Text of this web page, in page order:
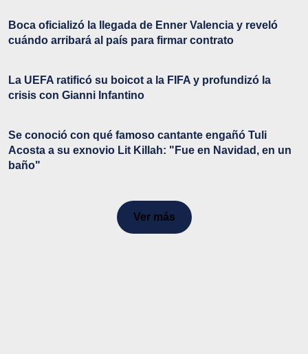
Boca oficializó la llegada de Enner Valencia y reveló
cuándo arribará al país para firmar contrato
La UEFA ratificó su boicot a la FIFA y profundizó la
crisis con Gianni Infantino
Se conoció con qué famoso cantante engañó Tuli
Acosta a su exnovio Lit Killah: "Fue en Navidad, en un
baño"
Ver más